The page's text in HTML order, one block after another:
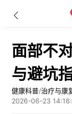
面部不
与避坑
健康科普/治疗与康
2026-06-23